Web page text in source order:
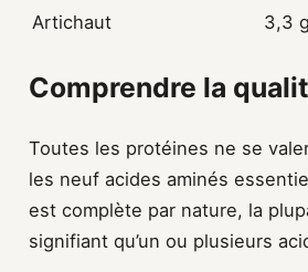
Artichaut
3,3 g
Comprendre la
Toutes les protéines ne se
les neuf acides aminés
est complète par nature, la
signifiant qu’un ou plusieurs